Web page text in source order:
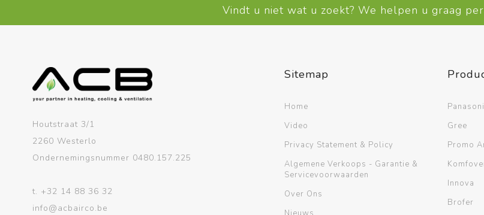
Vindt u niet wat u zoekt? We helpen u graag
Houtstraat 3/1
2260 Westerlo
Ondernemingsnummer 0480.157.225
t. +32 14 88 36 32
info@acbairco.be
Sitemap
Home
Video
Privacy Statement & Policy
Algemene Verkoops - Garantie &
Servicevoorwaarden
Over Ons
Gree
Promo
Innova
Brofer